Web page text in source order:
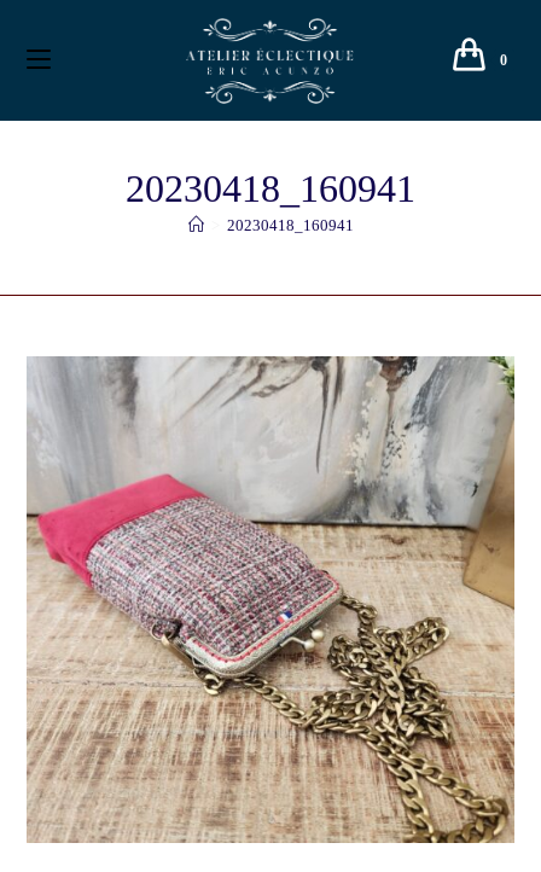
0
20230418_160941
20230418_160941